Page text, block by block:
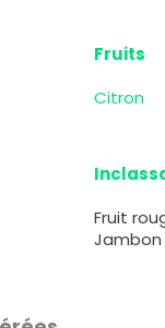
Fruits
Citron
Fruit
Jambon